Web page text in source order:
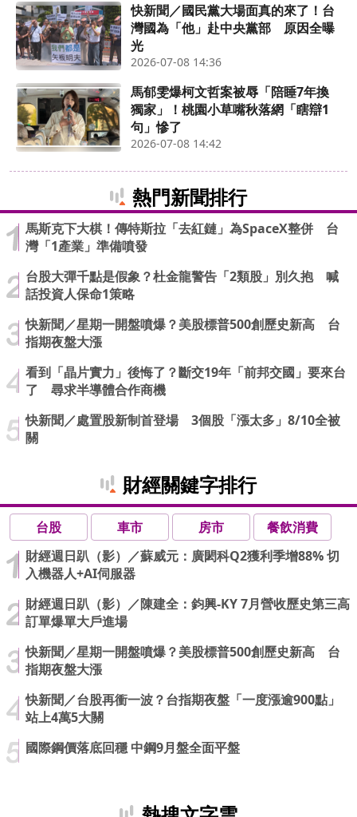
快新聞／國民黨大場面真的來了！台
灣國為「他」赴中央黨部 原因全曝
光
2026-07-08 14:36
馬郁雯爆柯文哲案被辱「陪睡7年換
獨家」！桃園小草嘴秋落網「瞎辯1
句」慘了
2026-07-08 14:42
熱門新聞排行
馬斯克下大棋！傳特斯拉「去紅鏈」為SpaceX整併 台
灣「1產業」準備噴發
台股大彈千點是假象？杜金龍警告「2類股」別久抱 喊
話投資人保命1策略
快新聞／星期一開盤噴爆？美股標普500創歷史新高 台
指期夜盤大漲
看到「晶片實力」後悔了？斷交19年「前邦交國」要來台
了 尋求半導體合作商機
快新聞／處置股新制首登場 3個股「漲太多」8/10全被
關
財經關鍵字排行
台股 車市 房市
餐飲消費
財經週日趴（影）／蘇威元：廣閎科Q2獲利季增88% 切
入機器人+AI伺服器
財經週日趴（影）／陳建全：鈞興-KY 7月營收歷史第三高
訂單爆單大戶進場
快新聞／星期一開盤噴爆？美股標普500創歷史新高 台
指期夜盤大漲
快新聞／台股再衝一波？台指期夜盤「一度漲逾900點」
站上4萬5大關
國際鋼價落底回穩 中鋼9月盤全面平盤